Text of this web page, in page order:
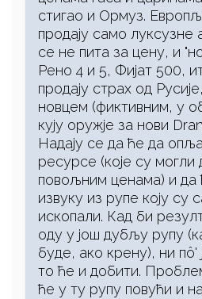
стигао и Ормуз.
продају само луксузне
се не пита за цену, и
Рено 4 и 5, Фијат 500,
продају страх од
новцем (фиктивним, у
кују оружје за нови
Надају се да ће да
ресурсе (које су могли
повољним ценама) и да
извуку из рупе коју су
ископали. Кад би
оду у још дубљу рупу
буде, ако крену), ни пô'
то ће и добити.
ће у ту рупу повући и